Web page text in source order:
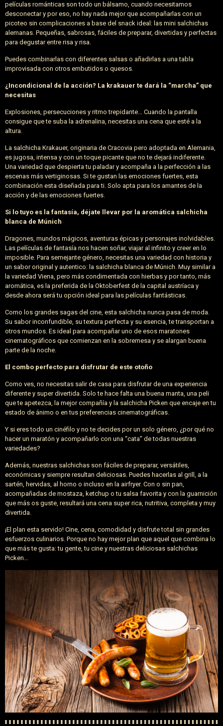
películas románticas son todo un bálsamo, cuando necesitamos
desconectar y por eso, no hay nada mejor que acompañarlas con un
picoteo sin complicaciones a base del snack ideal: las mini salchichas
alemanas. Pequeñas, sabrosas, fáciles de preparar, divertidas y perfectas
para degustar entre risa y risa.
Puedes combinarlas con diferentes salsas o añadirlas a una tabla
improvisada con otros embutidos o quesos.
¿Incondicional de la acción? La krakauer te dará la “marcha” que
necesitas
Explosiones, persecuciones y ritmo trepidante… Cuando la pantalla
consigue que te suba la adrenalina, necesitas una cena que esté a la
altura.
La salchicha Krakauer, originaria de Cracovia pero adoptada en Alemania,
es jugosa, intensa y con un toque picante que no te dejará indiferente.
Una variedad que despierta tu paladar y acompaña a la perfección a las
escenas más vertiginosas. Si te gustan las emociones fuertes, esta
combinación esta diseñada para ti. Solo apta para los amantes de la
acción y de las emociones fuertes.
Si lo tuyo es la fantasía, déjate llevar por la aromática salchicha
blanca de Múnich
Dragones, mundos mágicos, aventuras épicas y personajes inolvidables.
Las películas de fantasía nos hacen soñar, viajar al infinito y creer en lo
imposible. Para semejante género, necesitas una variedad con historia y
un sabor original y autentico: la salchicha blanca de Múnich. Muy similar a
la variedad Viena, pero más condimentada con hierbas y por tanto, más
aromática, es la preferida de la Oktoberfest de la capital austríaca y
desde ahora será tu opción ideal para las películas fantásticas.
Como los grandes sagas del cine, esta salchicha nunca pasa de moda.
Su sabor inconfundible, su textura perfecta y su esencia, te transportan a
otros mundos. Es ideal para acompañar uno de esos maratones
cinematográficos que comienzan en la sobremesa y se alargan buena
parte de la noche.
El combo perfecto para disfrutar de este otoño
Como ves, no necesitas salir de casa para disfrutar de una experiencia
diferente y super divertida. Solo te hace falta una buena manta, una peli
que te apetezca, la mejor compañía y la salchicha Picken que encaje en tu
estado de ánimo o en tus preferencias cinematográficas.
Y si eres todo un cinéfilo y no te decides por un solo género, ¿por qué no
hacer un maratón y acompañarlo con una “cata” de todas nuestras
variedades?
Además, nuestras salchichas son fáciles de preparar, versátiles,
económicas y siempre resultan deliciosas. Puedes hacerlas al grill, a la
sartén, hervidas, al horno o incluso en la airfryer. Con o sin pan,
acompañadas de mostaza, ketchup o tu salsa favorita y con la guarnición
que más os guste, resultará una cena super rica, nutritiva, completa y muy
divertida.
¡El plan esta servido! Cine, cena, comodidad y disfrute total sin grandes
esfuerzos culinarios. Porque no hay mejor plan que aquel que combina lo
que más te gusta: tu gente, tu cine y nuestras deliciosas salchichas
Picken…